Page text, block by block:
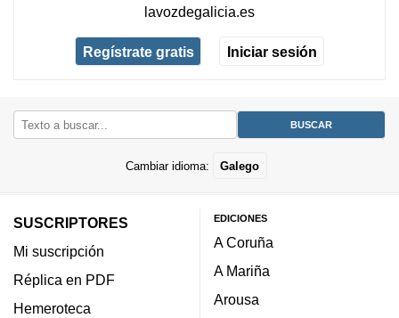
lavozdegalicia.es
Regístrate gratis Iniciar sesión
Cambiar idioma: Galego
SUSCRIPTORES
Mi suscripción
Réplica en PDF
Hemeroteca
EDICIONES
A Coruña
A Mariña
Arousa